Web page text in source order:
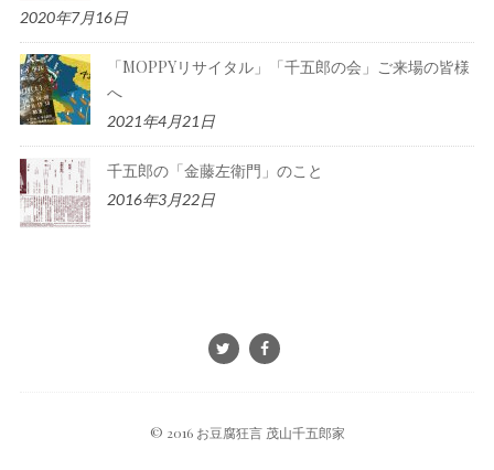
2020年7月16日
「MOPPYリサイタル」「千五郎の会」ご来場の皆様
へ
2021年4月21日
千五郎の「金藤左衛門」のこと
2016年3月22日
© 2016 お豆腐狂言 茂山千五郎家